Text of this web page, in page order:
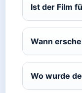
Ist der Film
Wann
Wo wurde